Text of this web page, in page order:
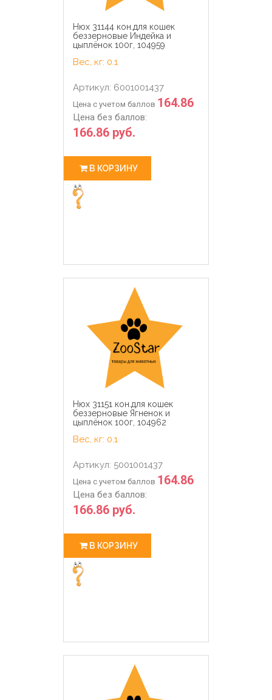
Нюх 31144 кон.для кошек
беззерновые Индейка и
цыплёнок 100г, 104959
Вес, кг: 0.1
Артикул: 6001001437
Цена с учетом баллов 164.86
Цена без баллов:
166.86 руб.
В КОРЗИНУ
Нюх 31151 кон.для кошек
беззерновые Ягненок и
цыплёнок 100г, 104962
Вес, кг: 0.1
Артикул: 5001001437
Цена с учетом баллов 164.86
Цена без баллов:
166.86 руб.
В КОРЗИНУ